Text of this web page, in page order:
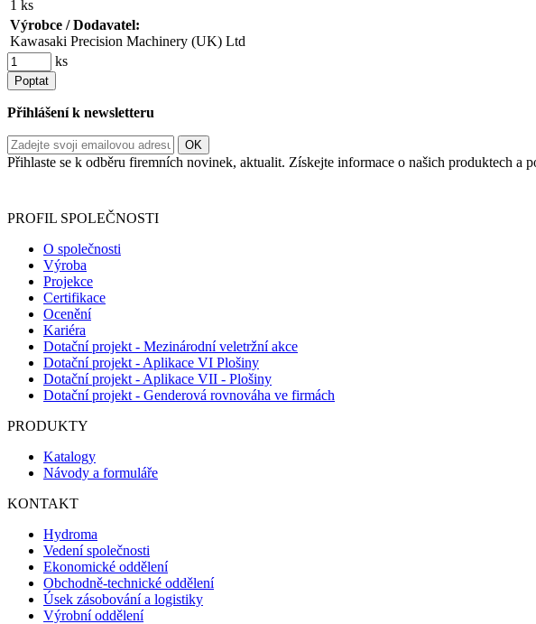
1 ks
Výrobce / Dodavatel:
Kawasaki Precision Machinery (UK) Ltd
ks
Poptat
Přihlášení k newsletteru
Přihlaste se k odběru firemních novinek, aktualit. Získejte informace o našich produktech a
PROFIL SPOLEČNOSTI
O společnosti
Výroba
Projekce
Certifikace
Ocenění
Kariéra
Dotační projekt - Mezinárodní veletržní akce
Dotační projekt - Aplikace VI Plošiny
Dotační projekt - Aplikace VII - Plošiny
Dotační projekt - Genderová rovnováha ve firmách
PRODUKTY
Katalogy
Návody a formuláře
KONTAKT
Hydroma
Vedení společnosti
Ekonomické oddělení
Obchodně-technické oddělení
Úsek zásobování a logistiky
Výrobní oddělení